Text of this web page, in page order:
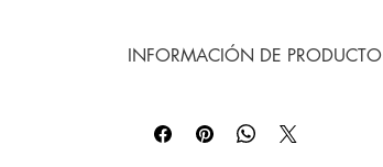
INFORMACIÓN DE PRODUCTO
mayor rigidez al sujetar el plástico.
Caja de 500 piezas